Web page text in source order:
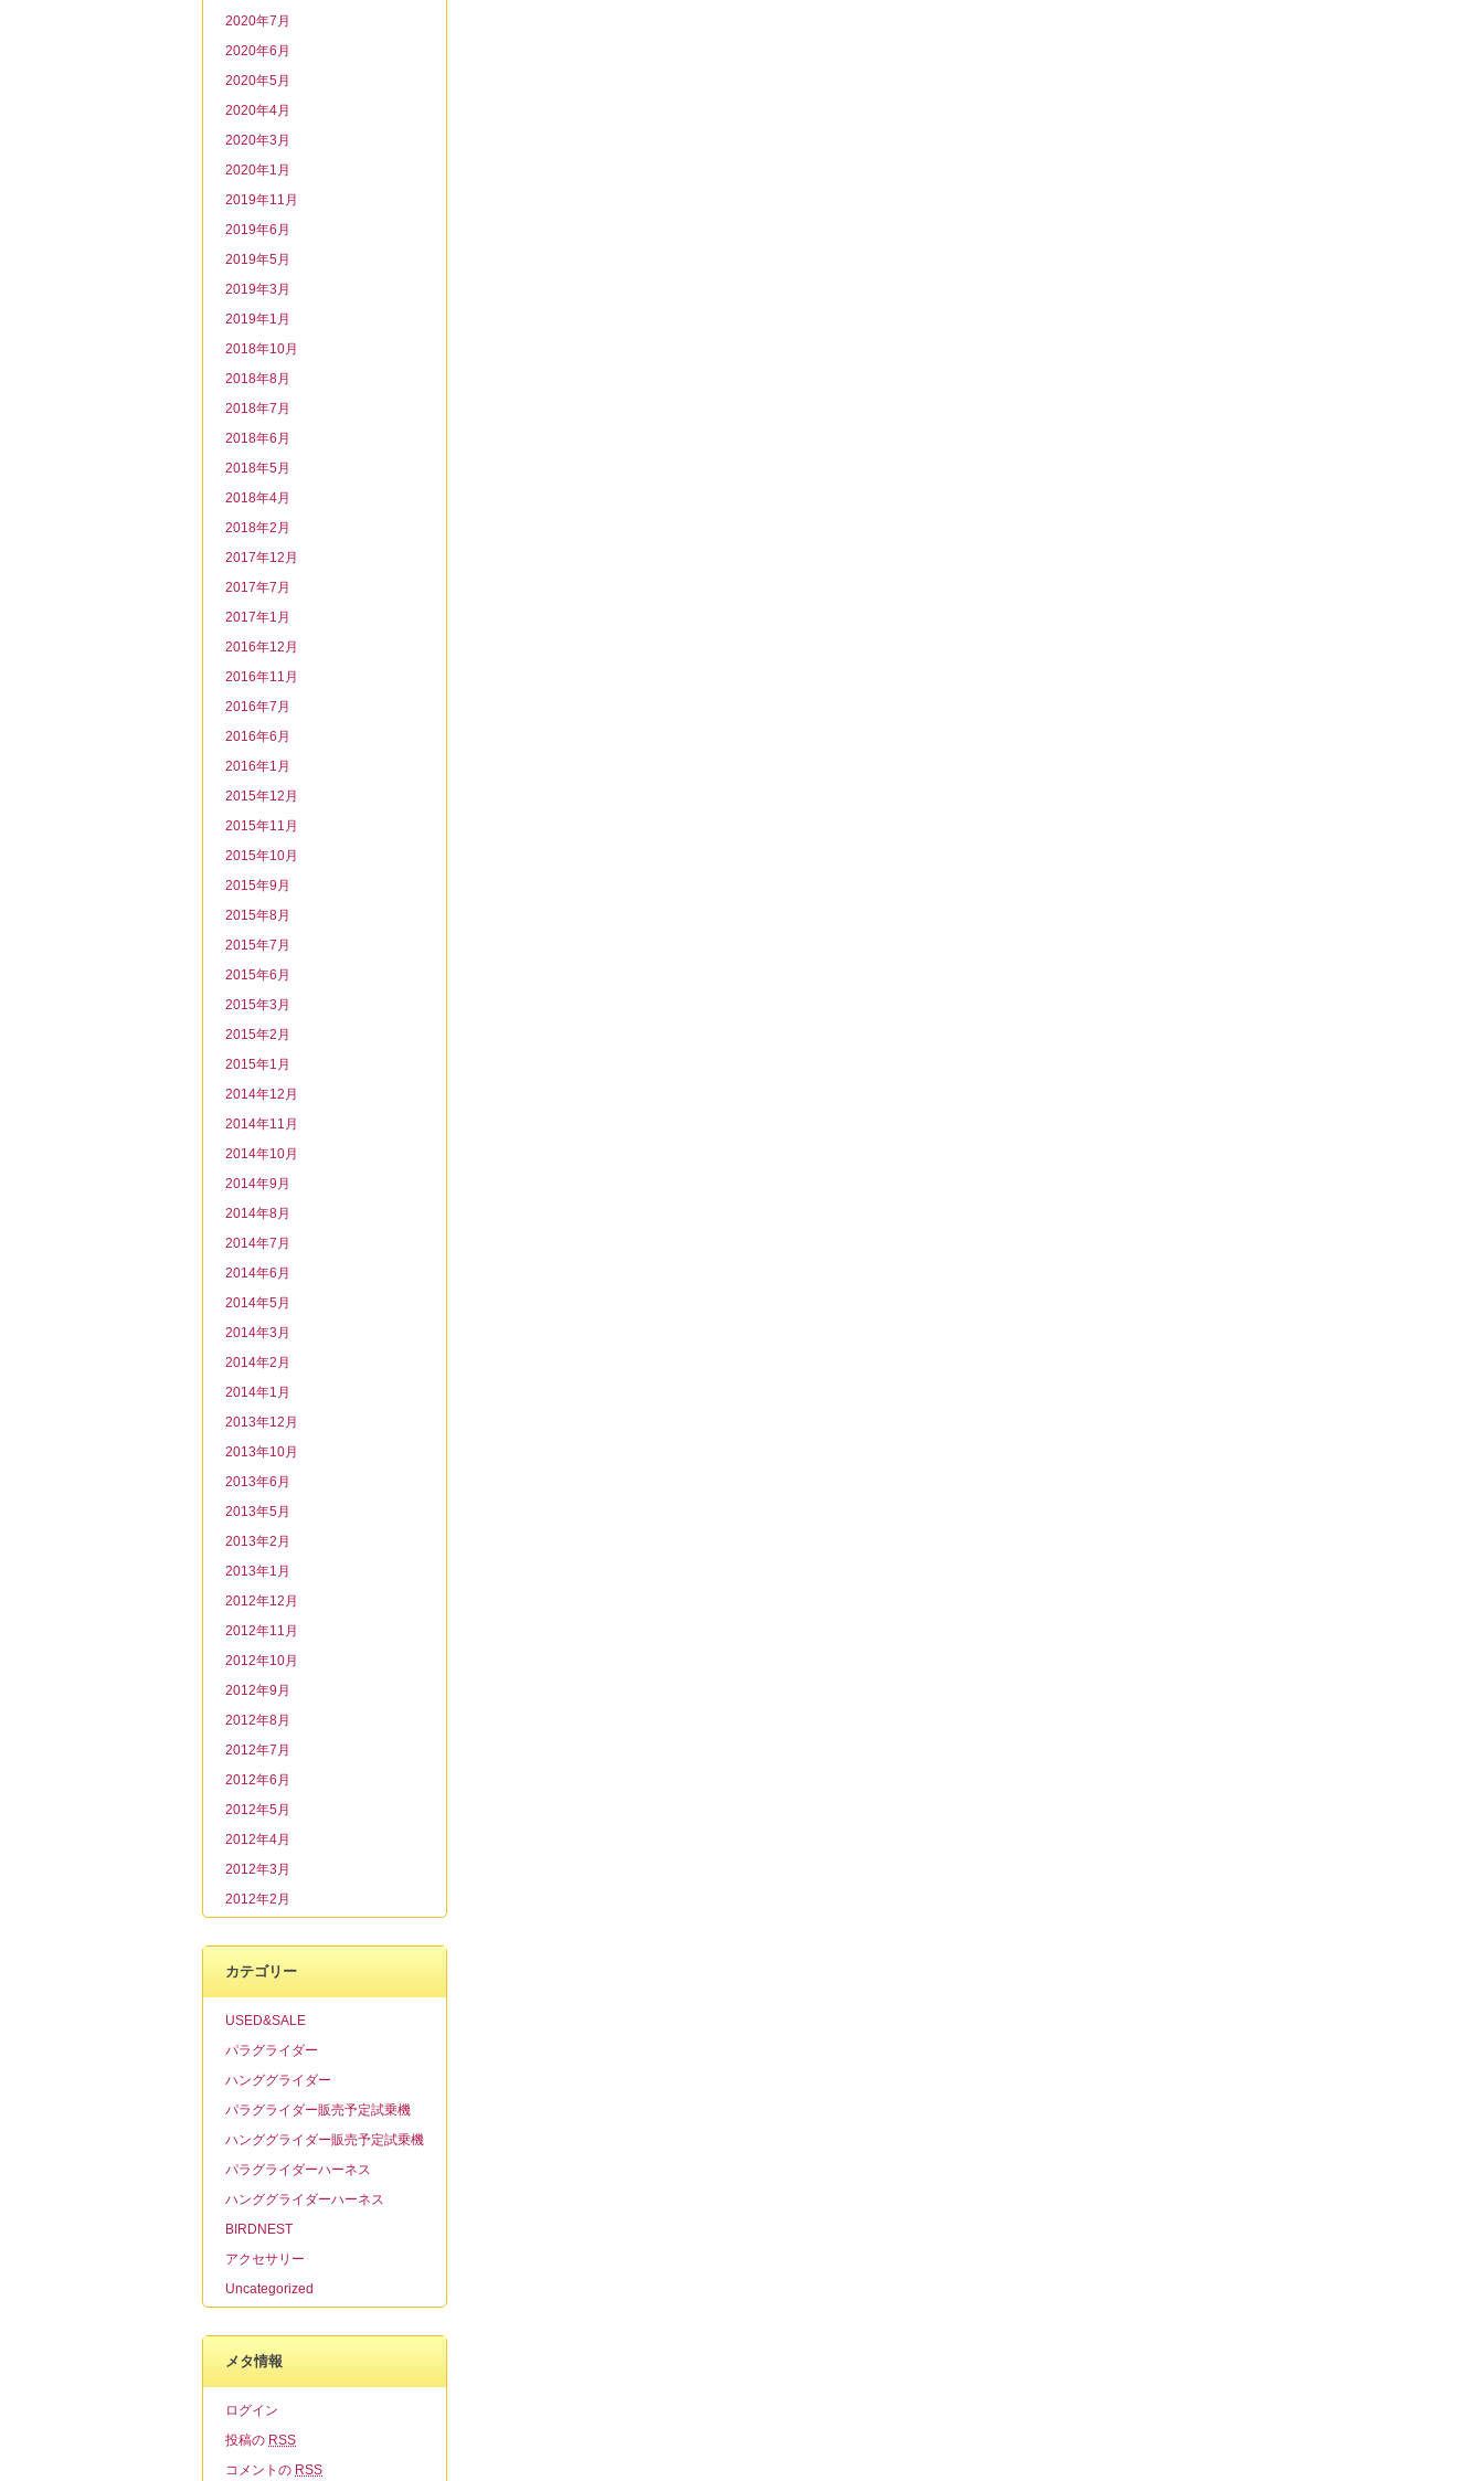
2020年7月
2020年6月
2020年5月
2020年4月
2020年3月
2020年1月
2019年11月
2019年6月
2019年5月
2019年3月
2019年1月
2018年10月
2018年8月
2018年7月
2018年6月
2018年5月
2018年4月
2018年2月
2017年12月
2017年7月
2017年1月
2016年12月
2016年11月
2016年7月
2016年6月
2016年1月
2015年12月
2015年11月
2015年10月
2015年9月
2015年8月
2015年7月
2015年6月
2015年3月
2015年2月
2015年1月
2014年12月
2014年11月
2014年10月
2014年9月
2014年8月
2014年7月
2014年6月
2014年5月
2014年3月
2014年2月
2014年1月
2013年12月
2013年10月
2013年6月
2013年5月
2013年2月
2013年1月
2012年12月
2012年11月
2012年10月
2012年9月
2012年8月
2012年7月
2012年6月
2012年5月
2012年4月
2012年3月
2012年2月
カテゴリー
USED&SALE
パラグライダー
ハンググライダー
パラグライダー販売予定試乗機
ハンググライダー販売予定試乗機
パラグライダーハーネス
ハンググライダーハーネス
BIRDNEST
アクセサリー
Uncategorized
メタ情報
ログイン
投稿の RSS
コメントの RSS